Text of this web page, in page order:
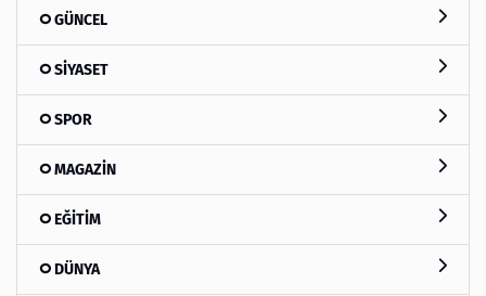
GÜNCEL
SİYASET
SPOR
MAGAZİN
EĞİTİM
DÜNYA